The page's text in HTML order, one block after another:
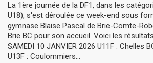
La 1ère journée de la DF1, dans les
U18), s'est déroulée ce week-end sous
gymnase Blaise Pascal de Brie-Comte-
Brie BC pour son accueil. Voici les
SAMEDI 10 JANVIER 2026 U11F : Chelles
U13F : Coulommiers...